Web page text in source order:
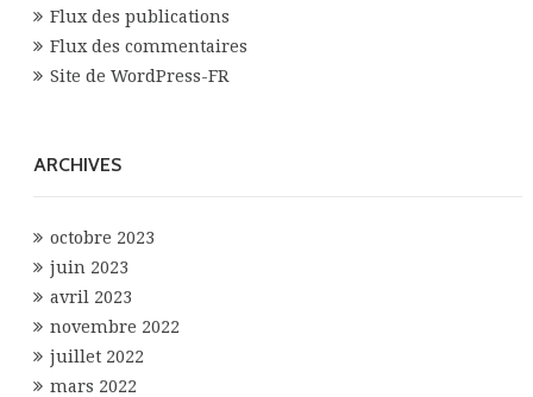
Flux des publications
Flux des commentaires
Site de WordPress-FR
ARCHIVES
octobre 2023
juin 2023
avril 2023
novembre 2022
juillet 2022
mars 2022